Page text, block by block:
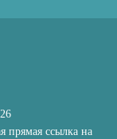
прямая ссылка на